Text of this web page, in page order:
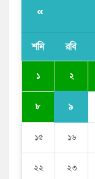
সরকার
সজীব ওয়াজেদ জয়
«
শনি রবি
১ ২
৮ ৯
১৫ ১৬
২২ ২৩